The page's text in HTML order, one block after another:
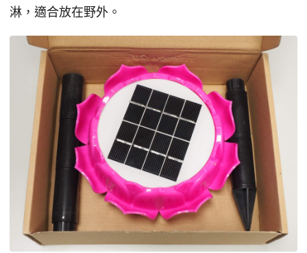
淋，適合放在野外。